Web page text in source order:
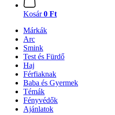
Kosár 0 Ft
Márkák
Arc
Smink
Test és Fürdő
Haj
Férfiaknak
Baba és Gyermek
Témák
Fényvédők
Ajánlatok